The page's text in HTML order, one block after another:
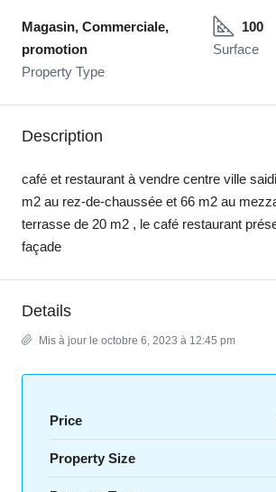
Magasin, Commerciale,
promotion
Property Type
100
Surface
Description
café et restaurant à vendre centre ville
m2 au rez-de-chaussée et 66 m2 au
terrasse de 20 m2 , le café restaurant
façade
Details
Mis à jour le octobre 6, 2023 à 12:45 pm
Price
Property Size